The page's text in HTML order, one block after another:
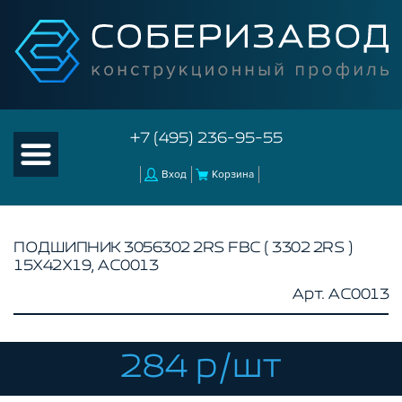
+7 (495) 236-95-55
Вход Корзина
КАТАЛОГ ТОВАРОВ
КОНСТРУКЦИОННЫЙ ПРОФИЛЬ
КОМПЛЕКТУЮЩИЕ К ЧПУ
АКСЕССУАРЫ ДЛЯ V-ПАЗА
ПОДШИПНИК 3056302 2RS FBC ( 3302 2RS )
15Х42Х19, AC0013
Арт. AC0013
284 р/шт